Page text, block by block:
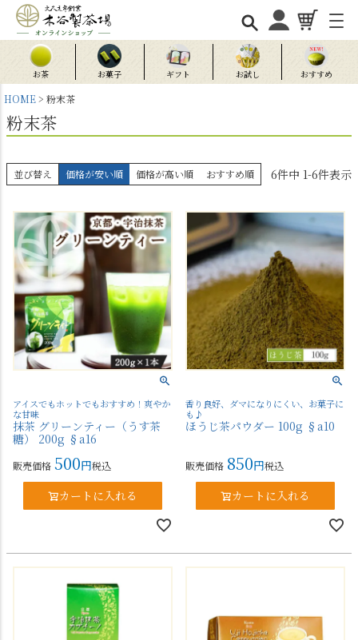
お茶 お菓子 ギフト お試し おすすめ
HOME 粉末茶
粉末茶
並び替え 価格が安い順 価格が高い順 おすすめ順 6件中 1-6件表示
アイスでもホットでもおすすめ！爽やか
な甘味
抹茶 グリーンティー（うす茶
糖） 200g §a16
販売価格 500 税込
カートに入れる
香り良好、ダマになりにくい、お菓子に
も♪
ほうじ茶パウダー 100g §a10
販売価格 850 税込
カートに入れる